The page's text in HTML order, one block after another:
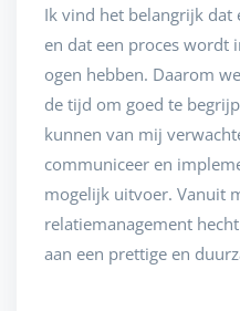
Ik vind het belangrijk dat
en dat een proces wordt
ogen hebben. Daarom
de tijd om goed te
kunnen van mij
communiceer en
mogelijk uitvoer. Vanuit
relatiemanagement
aan een prettige en